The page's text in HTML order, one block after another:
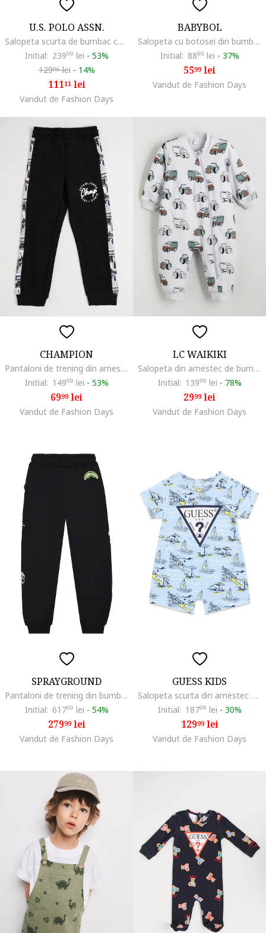
U.S. POLO ASSN.
Salopeta scurta de bumbac cu model grafic, Verde pal
Initial: 23999 lei - 53%
12996lei - 14%
11111lei
Vandut de Fashion Days
BABYBOL
Salopeta cu botosei din bumbac si imprimeu, Albastru prafuit/Grej
Initial: 8899 lei - 37%
5599lei
Vandut de Fashion Days
CHAMPION
Pantaloni de trening din amestec de bumbac cu segmente laterale, Negru
Initial: 14999 lei - 53%
6999lei
Vandut de Fashion Days
LC WAIKIKI
Salopeta din amestec de bumbac cu imprimeu grafic, Maro/Gri deschis/Verde sparanghel
Initial: 13999 lei - 78%
2999lei
Vandut de Fashion Days
SPRAYGROUND
Pantaloni de trening din bumbac Glow In The Dark, Negru/Alb optic/Verde fistic
Initial: 61799 lei - 54%
27999lei
Vandut de Fashion Days
GUESS KIDS
Salopeta scurta din amestec de bumbac cu model, Albastru deschis
Initial: 18799 lei - 30%
12999lei
Vandut de Fashion Days